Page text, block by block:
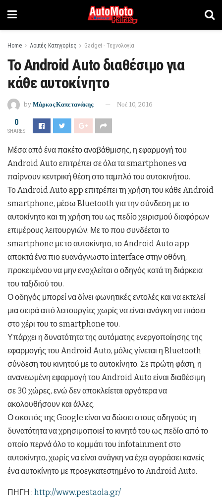
Home Λοιπές Κατηγορίες Gadget - Τεχνολογία
To Android Auto διαθέσιμο για
κάθε αυτοκίνητο
by Μάρκος Καπετανάκης Νοέ 10, 2016
0
SHARES
Μέσα από ένα πακέτο αναβάθμισης, η εφαρμογή του
Android Auto επιτρέπει σε όλα τα smartphones να
παίρνουν κεντρική θέση στο ταμπλό του αυτοκινήτου.
Το Android Auto app επιτρέπει τη χρήση του κάθε Android
smartphone, μέσω Bluetooth για την σύνδεση με το
αυτοκίνητο και τη χρήση του ως πεδίο χειρισμού διαφόρων
επιμέρους λειτουργιών. Με το που συνδέεται το
smartphone με το αυτοκίνητο, το Android Auto app
αποκτά ένα πιο ευανάγνωστο interface στην οθόνη,
προκειμένου να μην ενοχλείται ο οδηγός κατά τη διάρκεια
του ταξιδιού του.
Ο οδηγός μπορεί να δίνει φωνητικές εντολές και να εκτελεί
μια σειρά από λειτουργίες χωρίς να είναι ανάγκη να πιάσει
στο χέρι του το smartphone του.
Υπάρχει η δυνατότητα της αυτόματης ενεργοποίησης της
εφαρμογής του Android Auto, μόλις γίνεται η Bluetooth
σύνδεση του κινητού με το αυτοκίνητο. Σε πρώτη φάση, η
ανανεωμένη εφαρμογή του Android Auto είναι διαθέσιμη
σε 30 χώρες, ενώ δεν αποκλείεται αργότερα να
ακολουθήσουν και άλλες.
Ο σκοπός της Google είναι να δώσει στους οδηγούς τη
δυνατότητα να χρησιμοποιεί το κινητό του ως πεδίο από το
οποίο περνά όλο το κομμάτι του infotainment στο
αυτοκίνητο, χωρίς να είναι ανάγκη να έχει αγοράσει κανείς
ένα αυτοκίνητο με προεγκατεστημένο το Android Auto.
ΠΗΓΗ : http://www.pestaola.gr/